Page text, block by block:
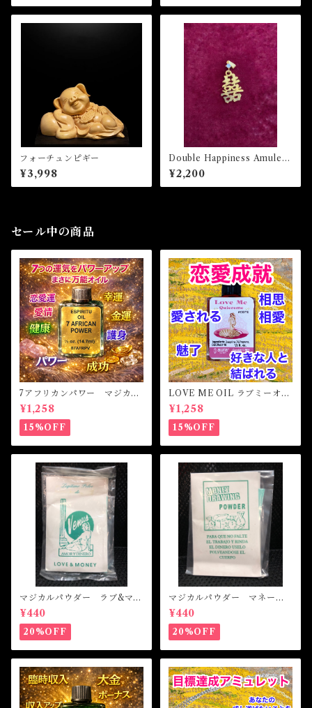
フォーチュンピギー
¥3,998
Double Happiness Amulet -
喜びと幸せがやってくるアミ
ュレット-
¥2,200
セール中の商品
7アフリカンパワー マジカル
オイル・魔女オイル 7AFRI
CAN POWERS Magical Oil
¥1,258
15%OFF
LOVE ME OIL ラブミーオイ
ル -相思相愛・愛される-
¥1,258
15%OFF
マジカルパウダー ラブ&マネ
ー Magical Powder LOVE
&MONEY
¥440
20%OFF
マジカルパウダー マネード
ローイング Magical Powde
r MONEY DRAWING
¥440
20%OFF